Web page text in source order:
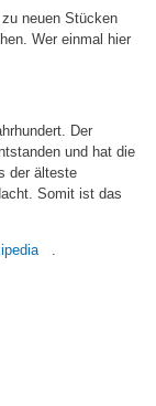
neuen Stücken
Wer einmal hier
Der
und hat die
der älteste
Somit ist das
(link